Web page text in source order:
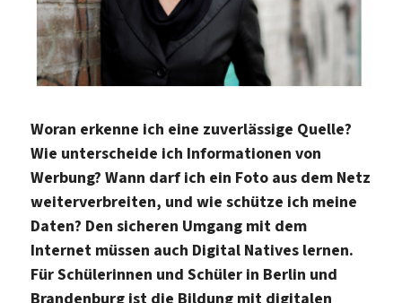
Woran erkenne ich eine zuverlässige Quelle?
Wie unterscheide ich Informationen von
Werbung? Wann darf ich ein Foto aus dem Netz
weiterverbreiten, und wie schütze ich meine
Daten? Den sicheren Umgang mit dem
Internet müssen auch Digital Natives lernen.
Für Schülerinnen und Schüler in Berlin und